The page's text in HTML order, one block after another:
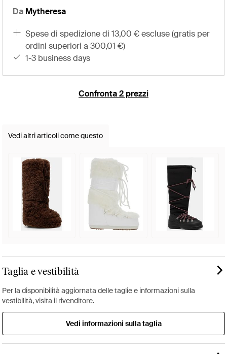
Da Mytheresa
spese di spedizione di 13,00 € escluse (gratis per
ordini superiori a 300,01 €)
1-3 business days
Confronta 2 prezzi
Vedi altri articoli come questo
Taglia e vestibilità
Per la disponibilità aggiornata delle taglie e informazioni sulla
vestibilità, visita il rivenditore.
Vedi informazioni sulla taglia